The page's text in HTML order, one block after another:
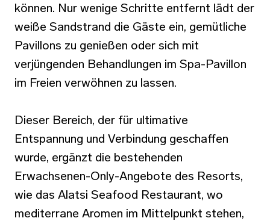
können. Nur wenige Schritte entfernt lädt der
weiße Sandstrand die Gäste ein, gemütliche
Pavillons zu genießen oder sich mit
verjüngenden Behandlungen im Spa-Pavillon
im Freien verwöhnen zu lassen.
Dieser Bereich, der für ultimative
Entspannung und Verbindung geschaffen
wurde, ergänzt die bestehenden
Erwachsenen-Only-Angebote des Resorts,
wie das Alatsi Seafood Restaurant, wo
mediterrane Aromen im Mittelpunkt stehen,